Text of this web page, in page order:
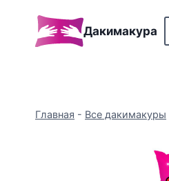
содержимому
Дакимакура
Главная - Все дакимакуры